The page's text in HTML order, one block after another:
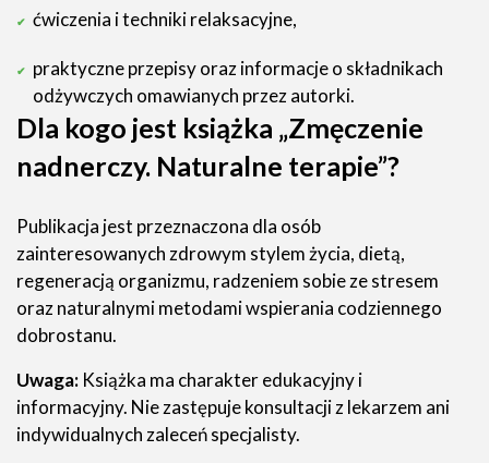
ćwiczenia i techniki relaksacyjne,
praktyczne przepisy oraz informacje o składnikach
odżywczych omawianych przez autorki.
Dla kogo jest książka „Zmęczenie
nadnerczy. Naturalne terapie”?
Publikacja jest przeznaczona dla osób
zainteresowanych zdrowym stylem życia, dietą,
regeneracją organizmu, radzeniem sobie ze stresem
oraz naturalnymi metodami wspierania codziennego
dobrostanu.
Uwaga: Książka ma charakter edukacyjny i
informacyjny. Nie zastępuje konsultacji z lekarzem ani
indywidualnych zaleceń specjalisty.